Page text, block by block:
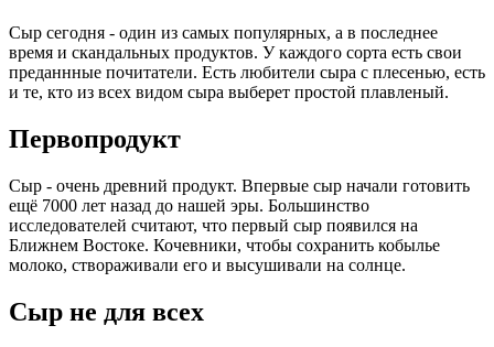
Сыр сегодня - один из самых популярных, а в последнее
время и скандальных продуктов. У каждого сорта есть свои
преданнные почитатели. Есть любители сыра с плесенью, есть
и те, кто из всех видом сыра выберет простой плавленый.
Первопродукт
Сыр - очень древний продукт. Впервые сыр начали готовить
ещё 7000 лет назад до нашей эры. Большинство
исследователей считают, что первый сыр появился на
Ближнем Востоке. Кочевники, чтобы сохранить кобылье
молоко, створаживали его и высушивали на солнце.
Сыр не для всех